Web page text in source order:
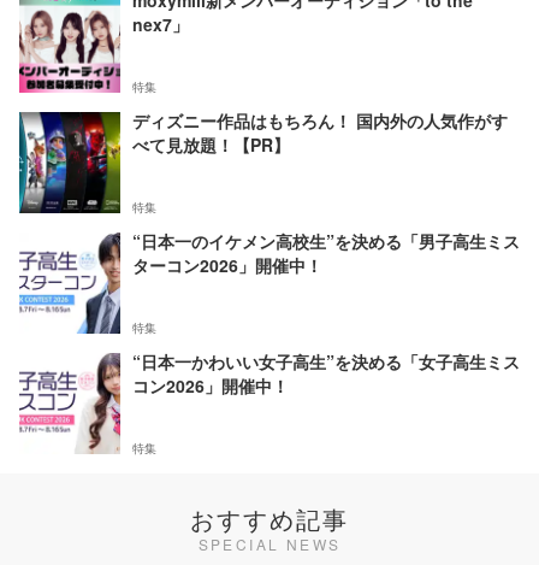
nex7」
特集
ディズニー作品はもちろん！ 国内外の人気作がす
べて見放題！【PR】
特集
“日本一のイケメン高校生”を決める「男子高生ミス
ターコン2026」開催中！
特集
“日本一かわいい女子高生”を決める「女子高生ミス
コン2026」開催中！
特集
おすすめ記事
SPECIAL NEWS